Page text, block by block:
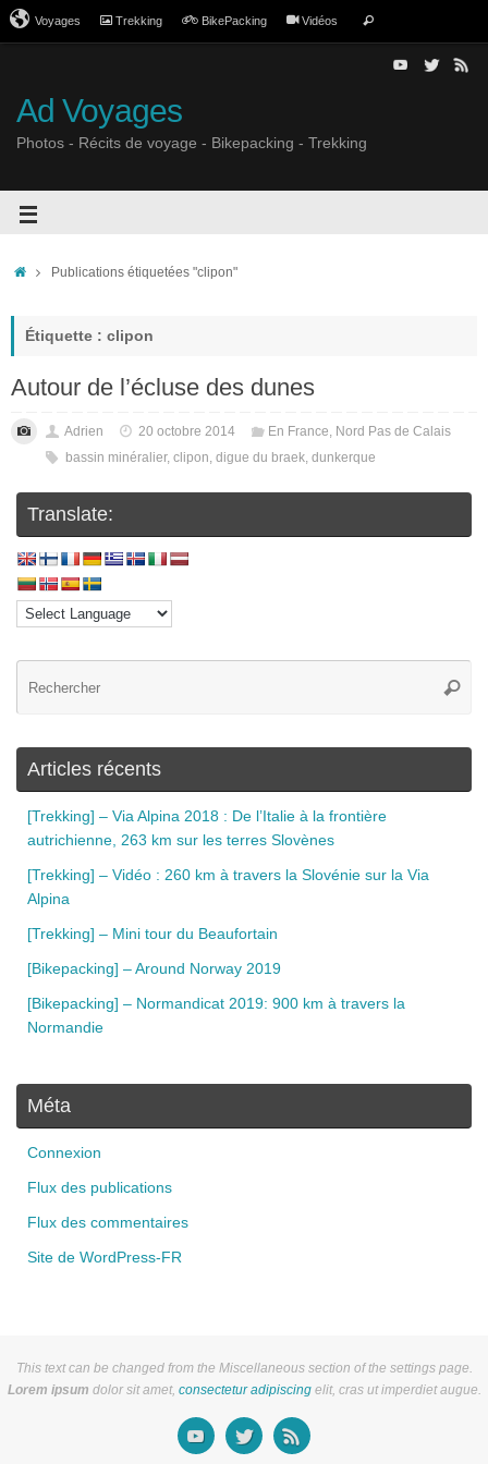
Voyages Trekking BikePacking Vidéos
Ad Voyages
Photos - Récits de voyage - Bikepacking - Trekking
Publications étiquetées "clipon"
Étiquette : clipon
Autour de l’écluse des dunes
Adrien 20 octobre 2014 En France, Nord Pas de Calais
bassin minéralier, clipon, digue du braek, dunkerque
Translate:
Articles récents
[Trekking] – Via Alpina 2018 : De l’Italie à la frontière
autrichienne, 263 km sur les terres Slovènes
[Trekking] – Vidéo : 260 km à travers la Slovénie sur la Via
Alpina
[Trekking] – Mini tour du Beaufortain
[Bikepacking] – Around Norway 2019
[Bikepacking] – Normandicat 2019: 900 km à travers la
Normandie
Méta
Connexion
Flux des publications
Flux des commentaires
Site de WordPress-FR
This text can be changed from the Miscellaneous section of the settings page.
Lorem ipsum dolor sit amet, consectetur adipiscingelit, cras ut imperdiet augue.